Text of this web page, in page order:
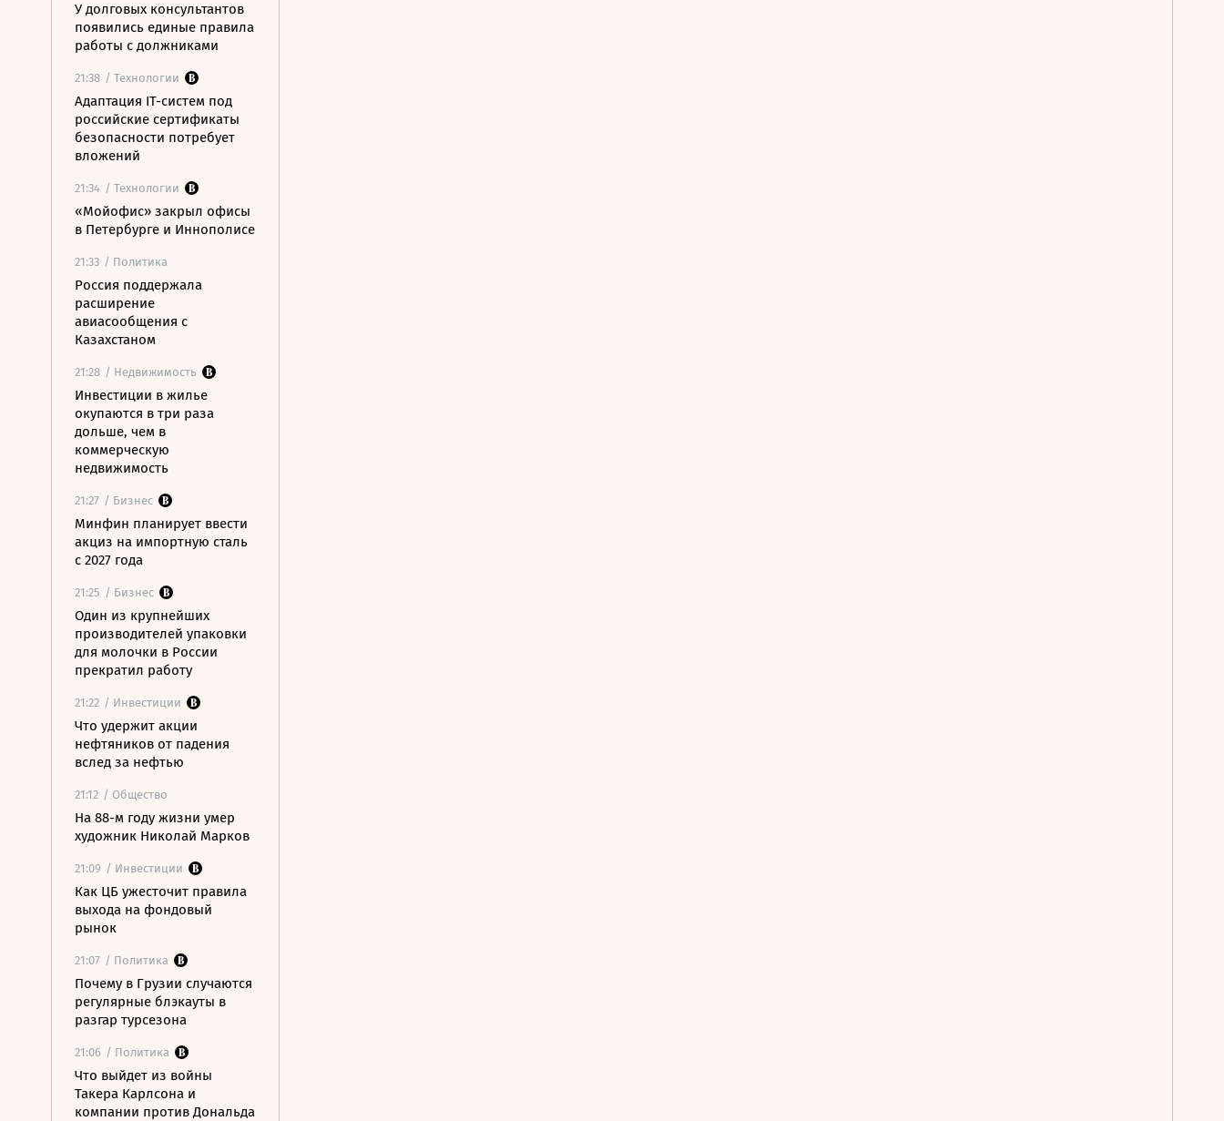
У долговых консультантов
появились единые правила
работы с должниками
21:38 / Технологии
Адаптация IT-систем под
российские сертификаты
безопасности потребует
вложений
21:34 / Технологии
«Мойофис» закрыл офисы
в Петербурге и Иннополисе
21:33 / Политика
Россия поддержала
расширение
авиасообщения с
Казахстаном
21:28 / Недвижимость
Инвестиции в жилье
окупаются в три раза
дольше, чем в
коммерческую
недвижимость
21:27 / Бизнес
Минфин планирует ввести
акциз на импортную сталь
с 2027 года
21:25 / Бизнес
Один из крупнейших
производителей упаковки
для молочки в России
прекратил работу
21:22 / Инвестиции
Что удержит акции
нефтяников от падения
вслед за нефтью
21:12 / Общество
На 88-м году жизни умер
художник Николай Марков
21:09 / Инвестиции
Как ЦБ ужесточит правила
выхода на фондовый
рынок
21:07 / Политика
Почему в Грузии случаются
регулярные блэкауты в
разгар турсезона
21:06 / Политика
Что выйдет из войны
Такера Карлсона и
компании против Дональда